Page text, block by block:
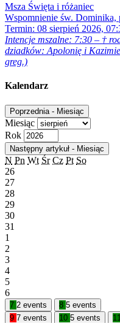
Msza Święta i różaniec
Wspomnienie św. Dominika,
Termin: 08 sierpień 2026,
Intencje mszalne: 7:30 – †
dziadków: Apolonię i
greg.)
Kalendarz
Poprzednia - Miesiąc
Miesiąc
Rok
Następny artykuł - Miesiąc
N Pn Wt Śr Cz Pt So
26
27
28
29
30
31
1
2
3
4
5
6
7 2 events 8 5 events
9 7 events 10 5 events 11